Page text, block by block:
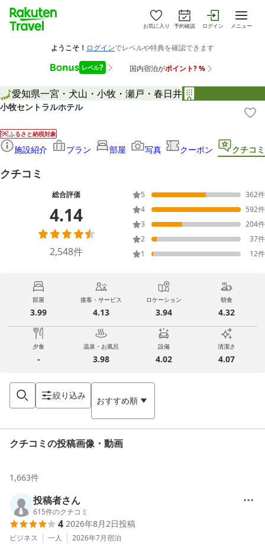
お気に入り 予約確認 ログイン メニュー
愛知県一宮・犬山・小牧・瀬戸・春日井
小牧セントラルホテル
ふるさと納税対象
施設紹介 プラン 部屋 写真 クーポン クチコミ
クチコミ
総合評価
4.14
2,548件
5 362件
4
592件
3
204件
2
37件
1
12件
部屋
3.99
接客・サービス
4.13
ロケーション
3.94
朝食
4.32
夕食
-
温泉・お風呂
3.98
設備
4.02
清潔さ
4.07
絞り込み おすすめ順
クチコミの投稿画像・動画
1,663件
投稿者さん
615件のクチコミ
4 2026年8月2日投稿
ビジネス 一人 2026年7月宿泊